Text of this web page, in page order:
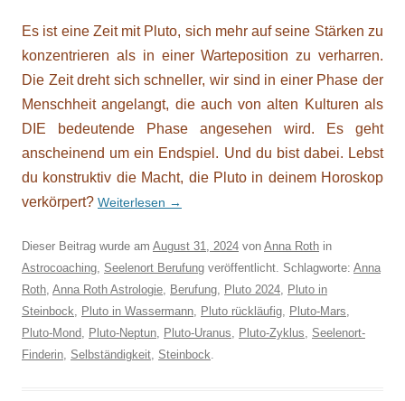
Es ist eine Zeit mit Pluto, sich mehr auf seine Stärken zu
konzentrieren als in einer Warteposition zu verharren.
Die Zeit dreht sich schneller, wir sind in einer Phase der
Menschheit angelangt, die auch von alten Kulturen als
DIE bedeutende Phase angesehen wird. Es geht
anscheinend um ein Endspiel. Und du bist dabei. Lebst
du konstruktiv die Macht, die Pluto in deinem Horoskop
verkörpert? Weiterlesen →
Dieser Beitrag wurde am August 31, 2024 von Anna Roth in
Astrocoaching, Seelenort Berufung veröffentlicht. Schlagworte: Anna
Roth, Anna Roth Astrologie, Berufung, Pluto 2024, Pluto in
Steinbock, Pluto in Wassermann, Pluto rückläufig, Pluto-Mars,
Pluto-Mond, Pluto-Neptun, Pluto-Uranus, Pluto-Zyklus, Seelenort-
Finderin, Selbständigkeit, Steinbock.